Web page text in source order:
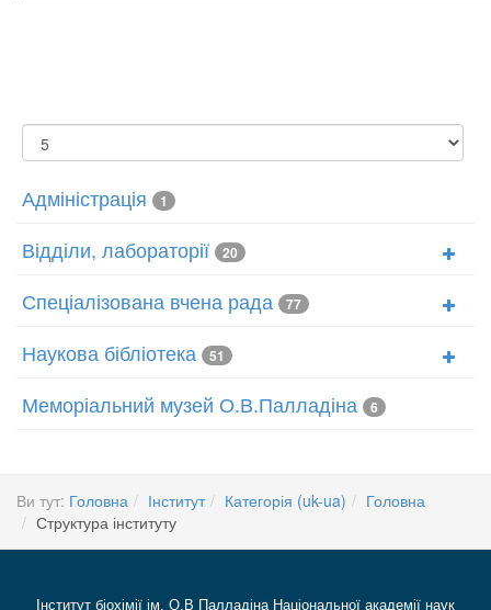
Показувати
Адміністрація 1
Відділи, лабораторії 20
Спеціалізована вчена рада 77
Наукова бібліотека 51
Меморіальний музей О.В.Палладіна 6
Ви тут: Головна Інститут Категорія (uk-ua)
Головна
Структура інституту
Інститут біохімії ім. О.В Палладіна Національної академії наук